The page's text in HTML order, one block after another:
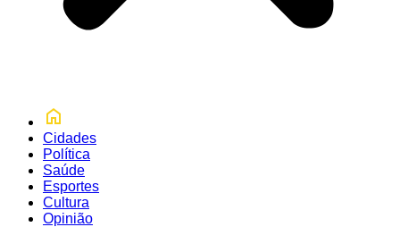
Cidades
Política
Saúde
Esportes
Cultura
Opinião